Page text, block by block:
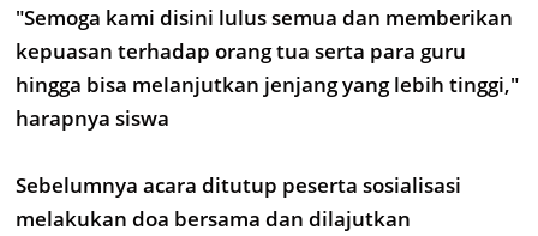
"Semoga kami disini lulus semua dan memberikan
kepuasan terhadap orang tua serta para guru
hingga bisa melanjutkan jenjang yang lebih tinggi,"
harapnya siswa
Sebelumnya acara ditutup peserta sosialisasi
melakukan doa bersama dan dilajutkan